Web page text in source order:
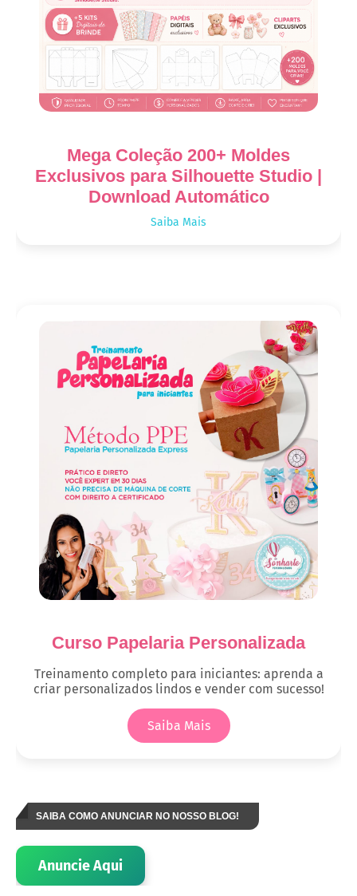
Mega Coleção 200+ Moldes
Exclusivos para Silhouette Studio |
Download Automático
Saiba Mais
Curso Papelaria Personalizada
Treinamento completo para iniciantes: aprenda a
criar personalizados lindos e vender com sucesso!
Saiba Mais
SAIBA COMO ANUNCIAR NO NOSSO BLOG!
Anuncie Aqui